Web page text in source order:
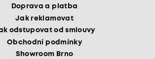
Doprava a platba
Jak reklamovat
odstupovat od smlouvy
Obchodní podmínky
Showroom Brno